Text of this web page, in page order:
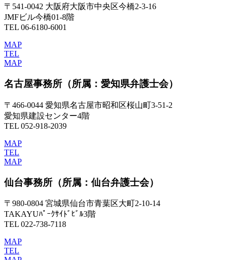
〒541-0042 大阪府大阪市中央区今橋2-3-16
JMFビル今橋01-8階
TEL 06-6180-6001
MAP
TEL
MAP
名古屋事務所 （所属：愛知県弁護士会）
〒466-0044 愛知県名古屋市昭和区桜山町3-51-2
愛知県建設センター4階
TEL 052-918-2039
MAP
TEL
MAP
仙台事務所 （所属：仙台弁護士会）
〒980-0804 宮城県仙台市青葉区大町2-10-14
TAKAYUﾊﾟｰｸｻｲﾄﾞﾋﾞﾙ3階
TEL 022-738-7118
MAP
TEL